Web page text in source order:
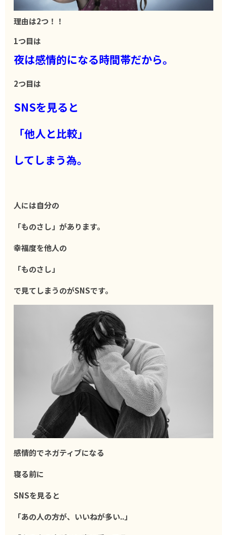
理由は2つ！！
1つ目は
夜は感情的になる時間帯だから。
2つ目は
SNSを見ると
「他人と比較」
してしまう為。
人には自分の
「ものさし」があります。
幸福度を他人の
「ものさし」
で見てしまうのがSNSです。
感情的でネガティブになる
寝る前に
SNSを見ると
「あの人の方が、いいねが多い..」